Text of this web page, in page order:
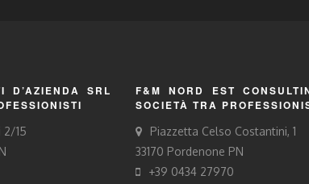
D’AZIENDA SRL
2/15
F&M NORD EST
SOCIETÀ TRA
Piazzetta Celso Costantini, 1
33170 Pordenone PN
+39 0434 27970